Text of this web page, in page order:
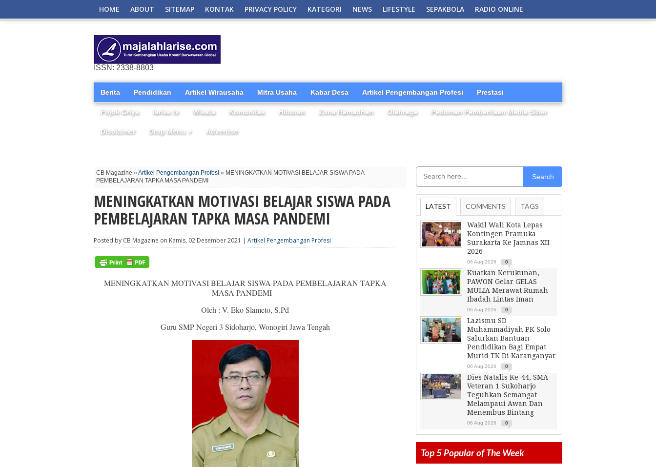
HOME ABOUT SITEMAP KONTAK PRIVACY POLICY KATEGORI NEWS LIFESTYLE SEPAKBOLA RADIO ONLINE
ISSN: 2338-8803
Berita Pendidikan Artikel Wirausaha Mitra Usaha Kabar Desa Artikel Pengembangan Profesi Prestasi
Pojok Griya larise tv Wisata Komunitas Hiburan Zona Ramadhan Olahraga Pedoman Pemberitaan Media Siber
Disclaimer Drop Menu ▼ Advertise
CB Magazine » Artikel Pengembangan Profesi » MENINGKATKAN MOTIVASI BELAJAR SISWA PADA
PEMBELAJARAN TAPKA MASA PANDEMI
MENINGKATKAN MOTIVASI BELAJAR SISWA PADA
PEMBELAJARAN TAPKA MASA PANDEMI
Posted by CB Magazine on Kamis, 02 Desember 2021 | Artikel Pengembangan Profesi
MENINGKATKAN MOTIVASI BELAJAR SISWA PADA PEMBELAJARAN TAPKA
MASA PANDEMI
Oleh : V. Eko Slameto, S.Pd
Guru SMP Negeri 3 Sidoharjo, Wonogiri Jawa Tengah
Search
LATEST COMMENTS TAGS
Wakil Wali Kota Lepas
Kontingen Pramuka
Surakarta Ke Jamnas XII
2026
06 Aug 2026 0
Kuatkan Kerukunan,
PAWON Gelar GELAS
MULIA Merawat Rumah
Ibadah Lintas Iman
06 Aug 2026 0
Lazismu SD
Muhammadiyah PK Solo
Salurkan Bantuan
Pendidikan Bagi Empat
Murid TK Di Karanganyar
06 Aug 2026 0
Dies Natalis Ke-44, SMA
Veteran 1 Sukoharjo
Teguhkan Semangat
Melampaui Awan Dan
Menembus Bintang
06 Aug 2026 0
Top 5 Popular of The Week